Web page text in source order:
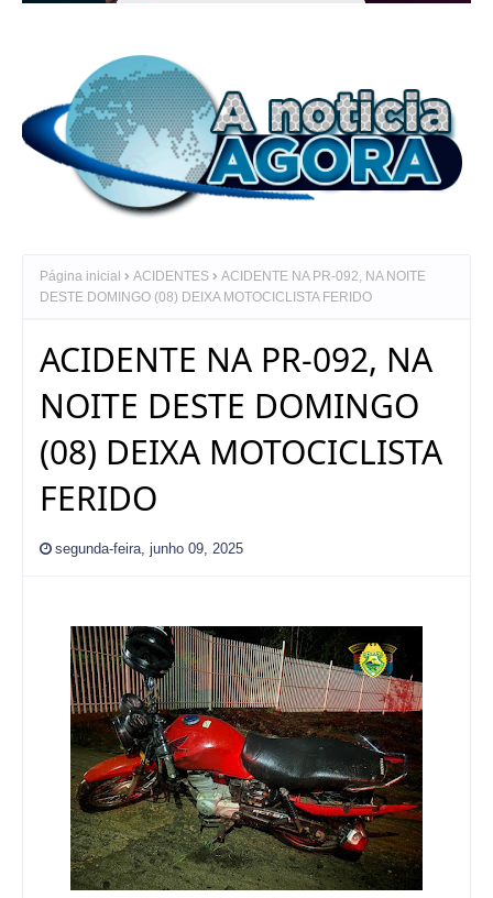
Página inicial ACIDENTES
ACIDENTE NA PR-092, NA NOITE
DESTE DOMINGO (08) DEIXA MOTOCICLISTA FERIDO
ACIDENTE NA PR-092, NA
NOITE DESTE DOMINGO
(08) DEIXA MOTOCICLISTA
FERIDO
segunda-feira, junho 09, 2025